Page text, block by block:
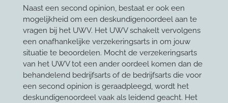
Naast een second opinion, bestaat er ook een
mogelijkheid om een deskundigenoordeel aan te
vragen bij het UWV. Het UWV schakelt vervolgens
een onafhankelijke verzekeringsarts in om jouw
situatie te beoordelen. Mocht de verzekeringsarts
van het UWV tot een ander oordeel komen dan de
behandelend bedrijfsarts of de bedrijfsarts die voor
een second opinion is geraadpleegd, wordt het
deskundigenoordeel vaak als leidend geacht. Het